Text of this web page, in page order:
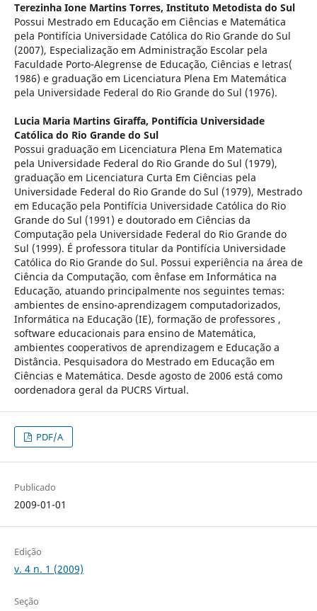
Terezinha Ione Martins Torres, Instituto Metodista do Sul
Possui Mestrado em Educação em Ciências e Matemática
pela Pontifícia Universidade Católica do Rio Grande do Sul
(2007), Especialização em Administração Escolar pela
Faculdade Porto-Alegrense de Educação, Ciências e letras(
1986) e graduação em Licenciatura Plena Em Matemática
pela Universidade Federal do Rio Grande do Sul (1976).
Lucia Maria Martins Giraffa, Pontifícia Universidade
Católica do Rio Grande do Sul
Possui graduação em Licenciatura Plena Em Matematica
pela Universidade Federal do Rio Grande do Sul (1979),
graduação em Licenciatura Curta Em Ciências pela
Universidade Federal do Rio Grande do Sul (1979), Mestrado
em Educação pela Pontifícia Universidade Católica do Rio
Grande do Sul (1991) e doutorado em Ciências da
Computação pela Universidade Federal do Rio Grande do
Sul (1999). É professora titular da Pontifícia Universidade
Católica do Rio Grande do Sul. Possui experiência na área de
Ciência da Computação, com ênfase em Informática na
Educação, atuando principalmente nos seguintes temas:
ambientes de ensino-aprendizagem computadorizados,
Informática na Educação (IE), formação de professores ,
software educacionais para ensino de Matemática,
ambientes cooperativos de aprendizagem e Educação a
Distância. Pesquisadora do Mestrado em Educação em
Ciências e Matemática. Desde agosto de 2006 está como
oordenadora geral da PUCRS Virtual.
PDF/A
Publicado
2009-01-01
Edição
v. 4 n. 1 (2009)
Seção